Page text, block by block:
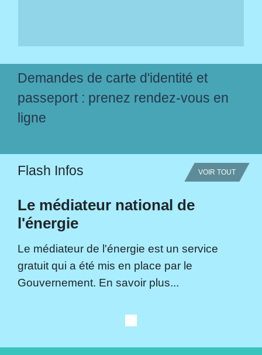
Demandes de carte d'identité et
passeport : prenez rendez-vous en
ligne
Flash Infos VOIR TOUT
Le médiateur national de
l'énergie
Le médiateur de l'énergie est un service
gratuit qui a été mis en place par le
Gouvernement. En savoir plus...